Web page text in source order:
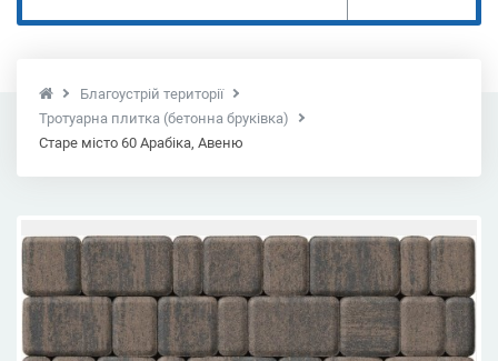
Благоустрій території
Тротуарна плитка (бетонна бруківка)
Старе місто 60 Арабіка, Авеню